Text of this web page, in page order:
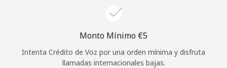
Monto Mínimo ⁦€5⁩
Intenta Crédito de Voz por una orden mínima y disfruta
llamadas internacionales bajas.